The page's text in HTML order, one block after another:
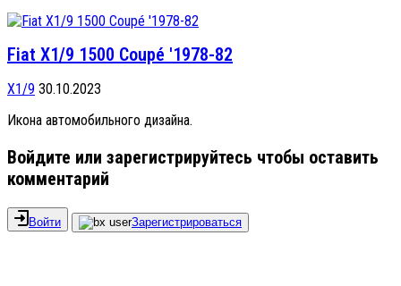
Fiat X1/9 1500 Coupé '1978-82
X1/9 30.10.2023
Икона автомобильного дизайна.
Войдите или зарегистрируйтесь чтобы оставить
комментарий
Войти Зарегистрироваться